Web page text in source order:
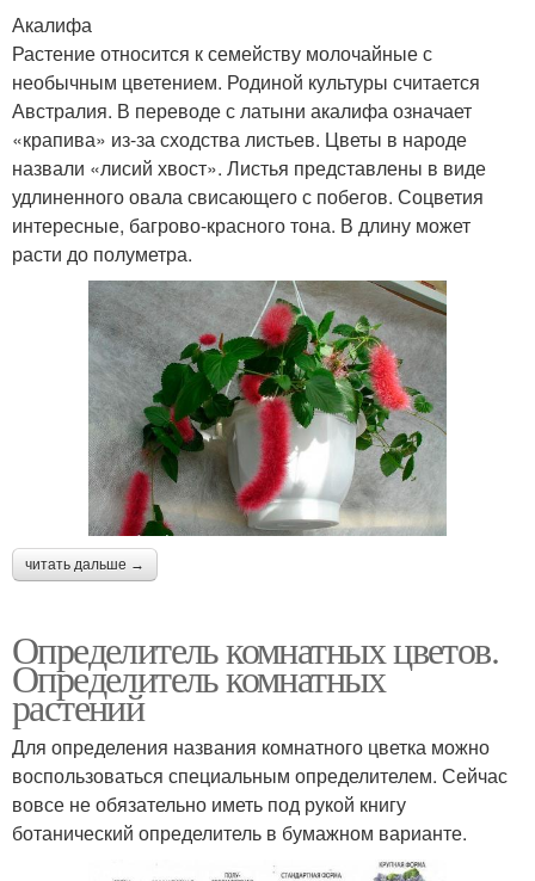
Акалифа
Растение относится к семейству молочайные с
необычным цветением. Родиной культуры считается
Австралия. В переводе с латыни акалифа означает
«крапива» из-за сходства листьев. Цветы в народе
назвали «лисий хвост». Листья представлены в виде
удлиненного овала свисающего с побегов. Соцветия
интересные, багрово-красного тона. В длину может
расти до полуметра.
читать дальше →
Определитель комнатных цветов.
Определитель комнатных
растений
Для определения названия комнатного цветка можно
воспользоваться специальным определителем. Сейчас
вовсе не обязательно иметь под рукой книгу
ботанический определитель в бумажном варианте.